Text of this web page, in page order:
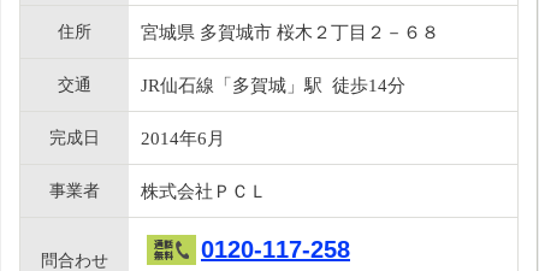
住所 宮城県 多賀城市 桜木２丁目２－６８
交通 JR仙石線「多賀城」駅 徒歩14分
完成日 2014年6月
事業者 株式会社ＰＣＬ
問合わせ 0120-117-258